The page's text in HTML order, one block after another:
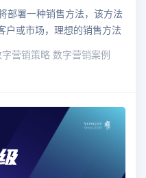
部署一种销售方法，该方法
户或市场，理想的销售方法
营销策略 数字营销案例